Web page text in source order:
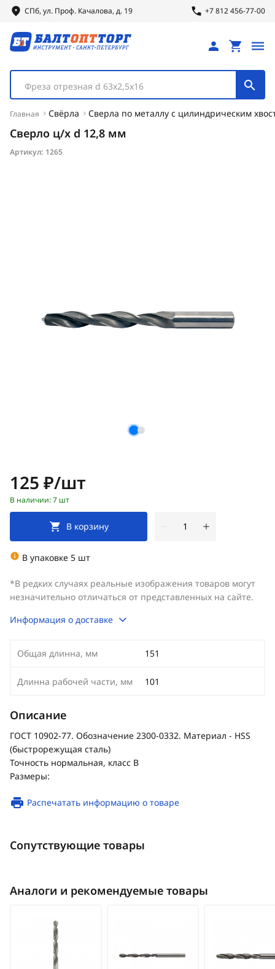
СПб, ул. Проф. Качалова, д. 19 +7 812 456-77-00
Фреза отрезная d 63х2,5х16
Главная Свёрла Сверла по металлу с цилиндрическим
Сверло ц/х d 12,8 мм
Артикул: 1265
Цена:
125 ₽/шт
В наличии: 7 шт
В корзину
В упаковке 5 шт
*В редких случаях реальные изображения товаров могут
незначительно отличаться от представленных на сайте.
Информация о доставке
Общая длинна, мм 151
Длинна рабочей части, мм 101
Описание
ГОСТ 10902-77. Обозначение 2300-0332. Материал - HSS
(быстрорежущая сталь)
Точность нормальная, класс В
Размеры:
Распечатать информацию о товаре
Сопутствующие товары
Аналоги и рекомендуемые товары